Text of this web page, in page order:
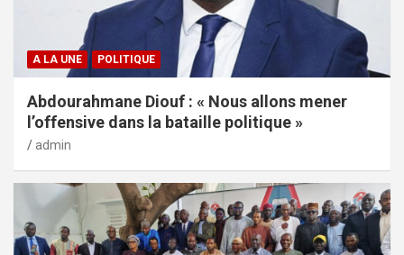
A LA UNE POLITIQUE
Abdourahmane Diouf : « Nous allons mener
l’offensive dans la bataille politique »
admin